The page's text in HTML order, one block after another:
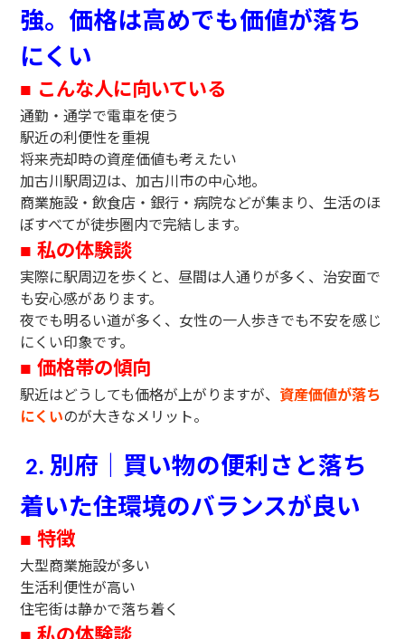
強。価格は高めでも価値が落ち
にくい
■ こんな人に向いている
通勤・通学で電車を使う
駅近の利便性を重視
将来売却時の資産価値も考えたい
加古川駅周辺は、加古川市の中心地。
商業施設・飲食店・銀行・病院などが集まり、生活のほ
ぼすべてが徒歩圏内で完結します。
■私の体験談
実際に駅周辺を歩くと、昼間は人通りが多く、治安面で
も安心感があります。
夜でも明るい道が多く、女性の一人歩きでも不安を感じ
にくい印象です。
■価格帯の傾向
駅近はどうしても価格が上がりますが、 資産価値が落ち
にくいのが大きなメリット。
2.別府｜買い物の便利さと落ち
着いた住環境のバランスが良い
■特徴
大型商業施設が多い
生活利便性が高い
住宅街は静かで落ち着く
私の体験談